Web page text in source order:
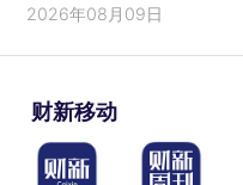
2026年08月09日
财新移动